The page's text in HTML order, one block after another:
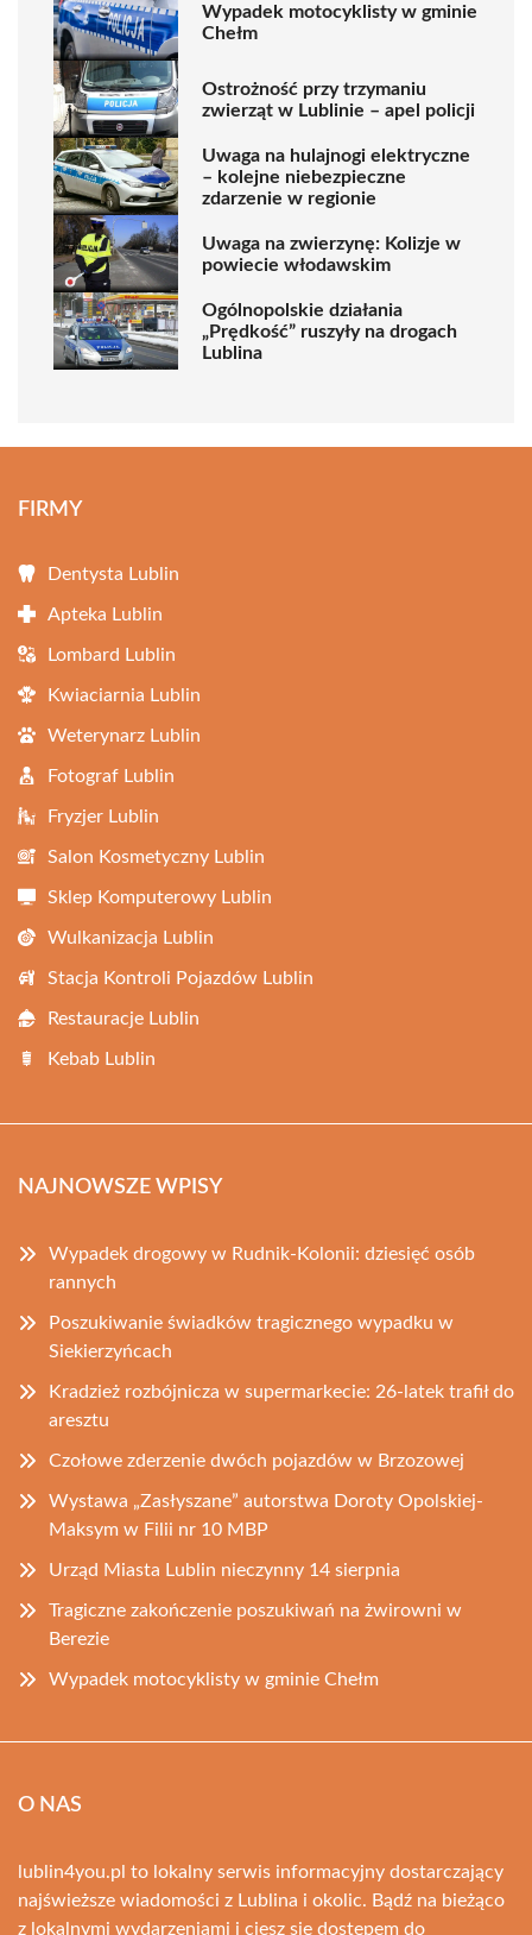
Wypadek motocyklisty w gminie
Chełm
Ostrożność przy trzymaniu
zwierząt w Lublinie – apel policji
Uwaga na hulajnogi elektryczne
– kolejne niebezpieczne
zdarzenie w regionie
Uwaga na zwierzynę: Kolizje w
powiecie włodawskim
Ogólnopolskie działania
„Prędkość” ruszyły na drogach
Lublina
FIRMY
Dentysta Lublin
Apteka Lublin
Lombard Lublin
Kwiaciarnia Lublin
Weterynarz Lublin
Fotograf Lublin
Fryzjer Lublin
Salon Kosmetyczny Lublin
Sklep Komputerowy Lublin
Wulkanizacja Lublin
Stacja Kontroli Pojazdów Lublin
Restauracje Lublin
Kebab Lublin
NAJNOWSZE WPISY
Wypadek drogowy w Rudnik-Kolonii: dziesięć osób
rannych
Poszukiwanie świadków tragicznego wypadku w
Siekierzyńcach
Kradzież rozbójnicza w supermarkecie: 26-latek trafił do
aresztu
Czołowe zderzenie dwóch pojazdów w Brzozowej
Wystawa „Zasłyszane” autorstwa Doroty Opolskiej-
Maksym w Filii nr 10 MBP
Urząd Miasta Lublin nieczynny 14 sierpnia
Tragiczne zakończenie poszukiwań na żwirowni w
Berezie
Wypadek motocyklisty w gminie Chełm
O NAS
lublin4you.pl to lokalny serwis informacyjny dostarczający
najświeższe wiadomości z Lublina i okolic. Bądź na bieżąco
z lokalnymi wydarzeniami i ciesz się dostępem do